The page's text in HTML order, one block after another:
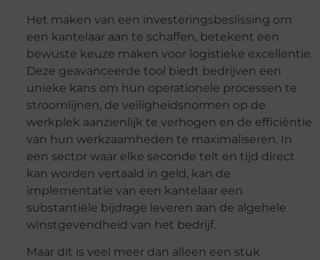
Het maken van een investeringsbeslissing om
een kantelaar aan te schaffen, betekent een
bewuste keuze maken voor logistieke excellentie.
Deze geavanceerde tool biedt bedrijven een
unieke kans om hun operationele processen te
stroomlijnen, de veiligheidsnormen op de
werkplek aanzienlijk te verhogen en de efficiëntie
van hun werkzaamheden te maximaliseren. In
een sector waar elke seconde telt en tijd direct
kan worden vertaald in geld, kan de
implementatie van een kantelaar een
substantiële bijdrage leveren aan de algehele
winstgevendheid van het bedrijf.
Maar dit is veel meer dan alleen een stuk